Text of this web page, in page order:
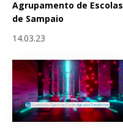
Agrupamento de Escolas
de Sampaio
14.03.23